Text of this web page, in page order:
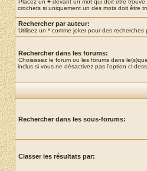
Placez un + devant un mot qui doit être trouvé
crochets si uniquement un des mots doit être
Rechercher par auteur:
Utilisez un * comme joker pour des recherches
Rechercher dans les forums:
Choisissez le forum ou les forums dans
inclus si vous ne désactivez pas l’option ci-
Rechercher dans les sous-forums:
Classer les résultats par: